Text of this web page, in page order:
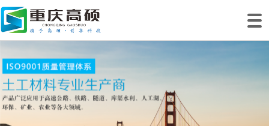
网站首页
关于我们